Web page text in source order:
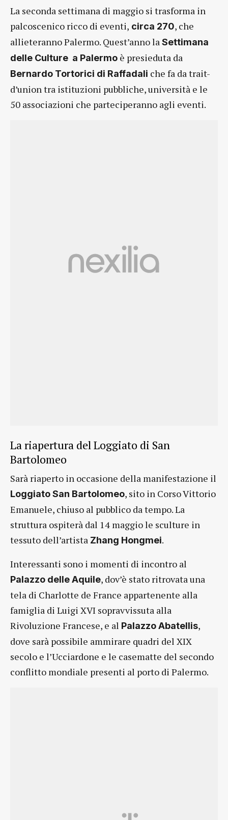
La seconda settimana di maggio si trasforma in
palcoscenico ricco di eventi, circa 270, che
allieteranno Palermo. Quest’anno laSettimana
delle Culture a Palermo è presieduta da
Bernardo Tortorici di Raffadali che fa da trait-
d’union tra istituzioni pubbliche, università e le
50 associazioni che parteciperanno agli eventi.
La riapertura del Loggiato di San
Bartolomeo
Sarà riaperto in occasione della manifestazione il
Loggiato San Bartolomeo, sito in Corso Vittorio
Emanuele, chiuso al pubblico da tempo. La
struttura ospiterà dal 14 maggio le sculture in
tessuto dell’artista Zhang Hongmei.
Interessanti sono i momenti di incontro al
Palazzo delle Aquile, dov’è stato ritrovata una
tela di Charlotte de France appartenente alla
famiglia di Luigi XVI sopravvissuta alla
Rivoluzione Francese, e al Palazzo Abatellis,
dove sarà possibile ammirare quadri del XIX
secolo e l’Ucciardone e le casematte del secondo
conflitto mondiale presenti al porto di Palermo.